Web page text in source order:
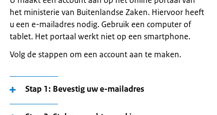
het ministerie van Buitenlandse Zaken. Hiervoor heeft
u een e-mailadres nodig. Gebruik een computer of
tablet. Het portaal werkt niet op een smartphone.
Volg de stappen om een account aan te maken.
Stap 1: Bevestig uw e-mailadres